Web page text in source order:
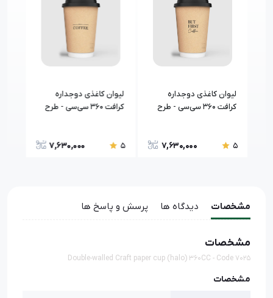
لیوان کاغذی دوجداره
کرافت ۳۶۰ سی‌سی - طرح
5
7,630,000
لیوان کاغذی دوجداره
کرافت ۳۶۰ سی‌سی - طرح
5
7,630,000
مشخصات دیدگاه ها پرسش و پاسخ ها
مشخصات
Double-walled Craft paper cup (halo) 360CC - Code 7025
مشخصات